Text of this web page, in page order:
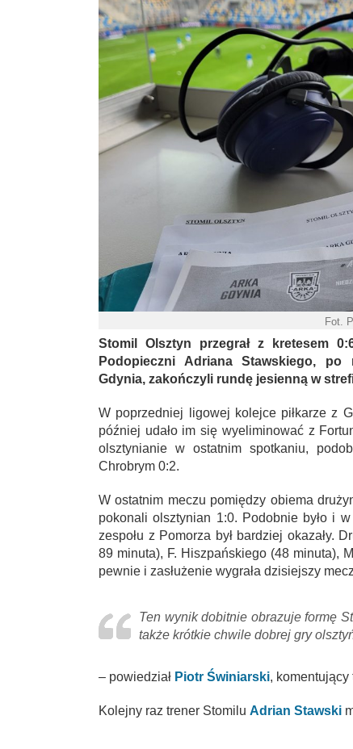
Fot.
Stomil Olsztyn przegrał z kretesem
Podopieczni Adriana Stawskiego,
Gdynia, zakończyli rundę jesienną w
W poprzedniej ligowej kolejce piłkarze z
później udało im się wyeliminować z
olsztynianie w ostatnim spotkaniu,
Chrobrym 0:2.
W ostatnim meczu pomiędzy obiema
pokonali olsztynian 1:0. Podobnie było i
zespołu z Pomorza był bardziej okazały.
89 minuta), F. Hiszpańskiego (48 minuta),
pewnie i zasłużenie wygrała dzisiejszy
Ten wynik dobitnie obrazuje formę
także krótkie chwile dobrej gry
– powiedział Piotr Świniarski,
Kolejny raz trener Stomilu Adrian Stawski